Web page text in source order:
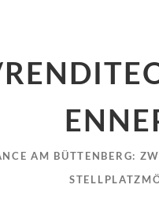
AM BÜTTENBERG: